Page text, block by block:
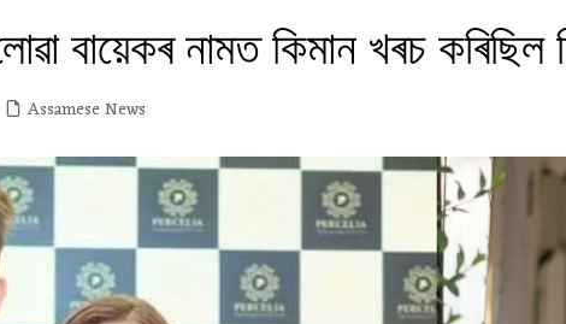
বায়েকৰ নামত কিমান খৰচ কৰিছিল
Assamese News